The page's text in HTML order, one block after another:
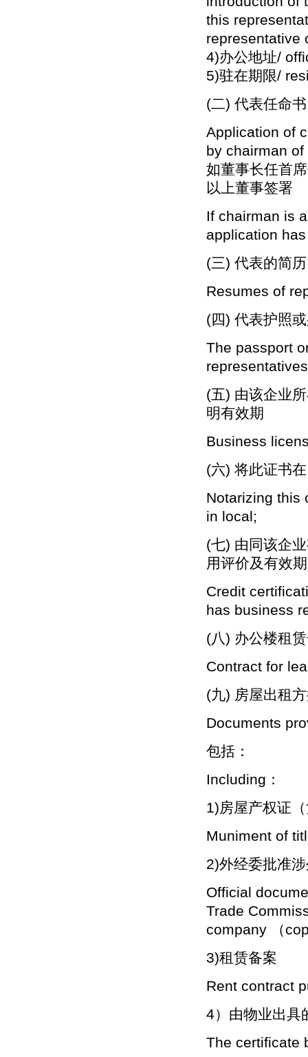
this
representative
4)办公地址/
5)驻在期限/
(二) 代表任命
Application of
by chairman
如董事长任首
以上董事签署
If chairman is
application
(三) 代表的简历
Resumes of
(四) 代表护照
The passport
(五) 由该企业
明有效期
Business
(六) 将此证书
Notarizing this
in local;
(七) 由同该企
用评价及有效期
Credit
has business
(八) 办公楼租
Contract for
(九) 房屋出租
Documents
包括：
Including：
1)房屋产权证
Muniment of
2)外经委批准
Official
Trade
company （
3)租赁备案
Rent contract
4）由物业出具
The certificate